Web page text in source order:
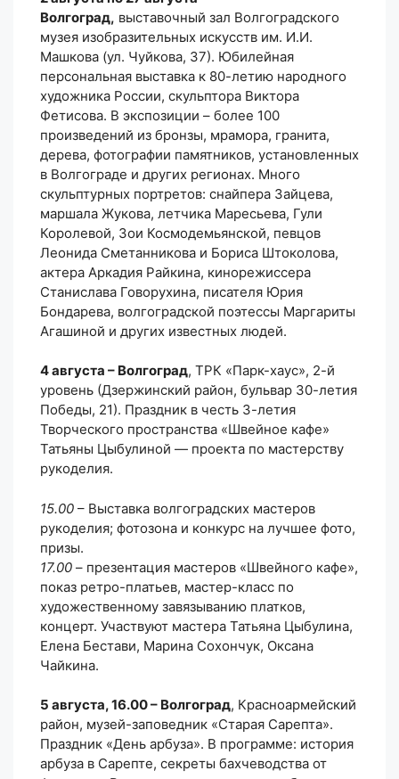
Волгоград, выставочный зал Волгоградского
музея изобразительных искусств им. И.И.
Машкова (ул. Чуйкова, 37). Юбилейная
персональная выставка к 80-летию народного
художника России, скульптора Виктора
Фетисова. В экспозиции – более 100
произведений из бронзы, мрамора, гранита,
дерева, фотографии памятников, установленных
в Волгограде и других регионах. Много
скульптурных портретов: снайпера Зайцева,
маршала Жукова, летчика Маресьева, Гули
Королевой, Зои Космодемьянской, певцов
Леонида Сметанникова и Бориса Штоколова,
актера Аркадия Райкина, кинорежиссера
Станислава Говорухина, писателя Юрия
Бондарева, волгоградской поэтессы Маргариты
Агашиной и других известных людей.
4 августа – Волгоград, ТРК «Парк-хаус», 2-й
уровень (Дзержинский район, бульвар 30-летия
Победы, 21). Праздник в честь 3-летия
Творческого пространства «Швейное кафе»
Татьяны Цыбулиной — проекта по мастерству
рукоделия.
15.00 – Выставка волгоградских мастеров
рукоделия; фотозона и конкурс на лучшее фото,
призы.
17.00 – презентация мастеров «Швейного кафе»,
показ ретро-платьев, мастер-класс по
художественному завязыванию платков,
концерт. Участвуют мастера Татьяна Цыбулина,
Елена Бестави, Марина Сохончук, Оксана
Чайкина.
5 августа, 16.00 – Волгоград, Красноармейский
район, музей-заповедник «Старая Сарепта».
Праздник «День арбуза». В программе: история
арбуза в Сарепте, секреты бахчеводства от